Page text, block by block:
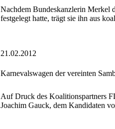
Nachdem Bundeskanzlerin Merkel
festgelegt hatte, trägt sie ihn aus
21.02.2012
Karnevalswagen der vereinten
Auf Druck des Koalitionspartners
Joachim Gauck, dem Kandidaten